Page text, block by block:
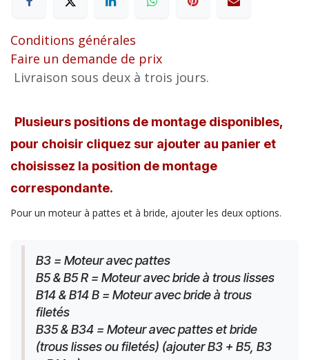
Conditions générales
Faire un demande de prix
Livraison sous deux à trois jours.
Plusieurs positions de montage disponibles,
pour choisir cliquez sur ajouter au panier et
choisissez la position de montage
correspondante.
Pour un moteur à pattes et à bride, ajouter les deux options.
B3 = Moteur avec pattes
B5 & B5 R = Moteur avec bride à trous lisses
B14 & B14 B = Moteur avec bride à trous
filetés
B35 & B34 = Moteur avec pattes et bride
(trous lisses ou filetés) (ajouter B3 + B5, B3